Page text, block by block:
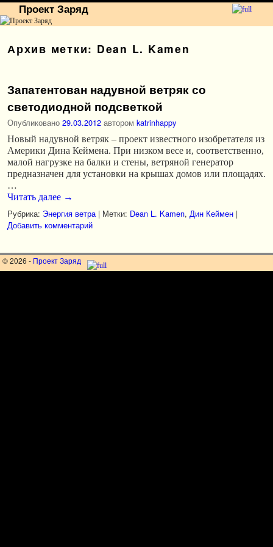
Проект Заряд
Архив метки: Dean L. Kamen
Запатентован надувной ветряк со
светодиодной подсветкой
Опубликовано 29.03.2012 автором katrinhappy
Новый надувной ветряк – проект известного изобретателя из
Америки Дина Кеймена. При низком весе и, соответственно,
малой нагрузке на балки и стены, ветряной генератор
предназначен для установки на крышах домов или площадях.
…
Читать далее →
Рубрика: Энергия ветра | Метки: Dean L. Kamen, Дин Кеймен |
Добавить комментарий
© 2026 - Проект Заряд